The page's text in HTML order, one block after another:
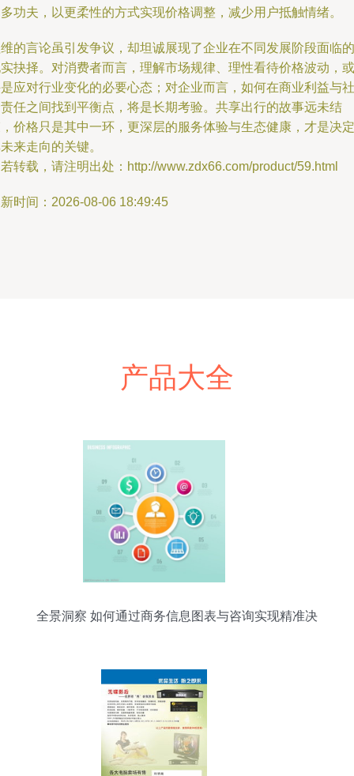
功夫，以更柔性的方式实现价格调整，减少用户抵触情绪。
的言论虽引发争议，却坦诚展现了企业在不同发展阶段面临的
抉择。对消费者而言，理解市场规律、理性看待价格波动，或
应对行业变化的必要心态；对企业而言，如何在商业利益与社
任之间找到平衡点，将是长期考验。共享出行的故事远未结
价格只是其中一环，更深层的服务体验与生态健康，才是决定
来走向的关键。
转载，请注明出处：http://www.zdx66.com/product/59.html
时间：2026-08-06 18:49:45
产品大全
全景洞察 如何通过商务信息图表与咨询实现精准决